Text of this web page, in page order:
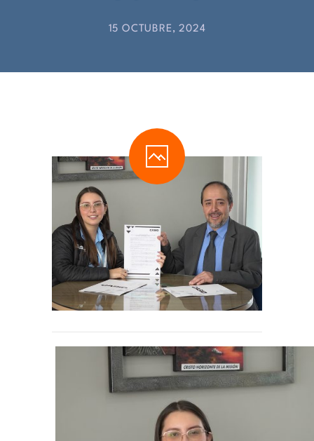
-- Consejo Estudiantil
-- Comité Central de Padres de Familia
-- Transporte estudiantil
-- Infraestructura y Espacios
CONVENIOS
-- Universidades Internacionales
-- Universidades Nacionales
SISTEMA NOTAS
INFORMACIÓN ÚTIL
15 OCTUBRE, 2024